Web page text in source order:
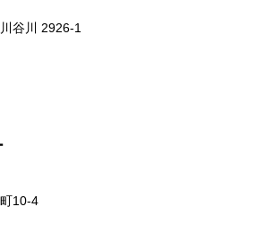
谷川 2926-1
10-4